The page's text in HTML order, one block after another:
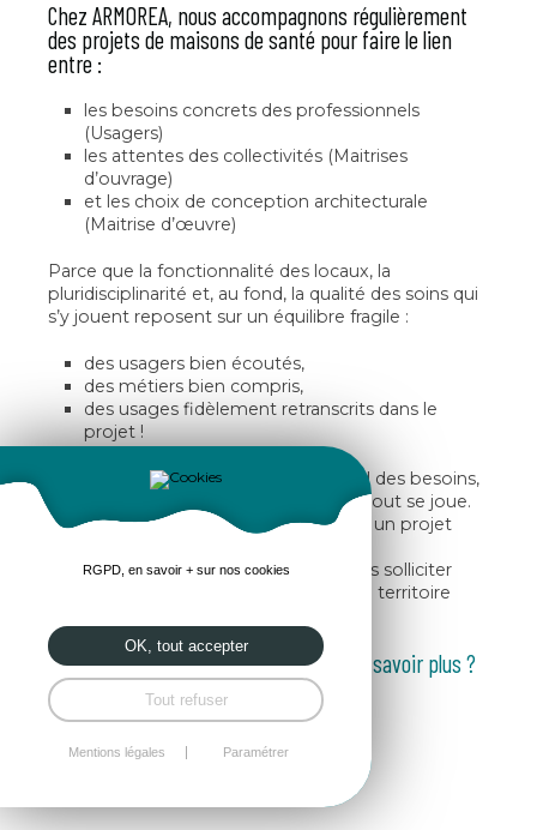
Chez ARMOREA, nous accompagnons régulièrement
des projets de maisons de santé pour faire le lien
entre :
les besoins concrets des professionnels
(Usagers)
les attentes des collectivités (Maitrises
d’ouvrage)
et les choix de conception architecturale
(Maitrise d’œuvre)
Parce que la fonctionnalité des locaux, la
pluridisciplinarité et, au fond, la qualité des soins qui
s’y jouent reposent sur un équilibre fragile :
des usagers bien écoutés,
des métiers bien compris,
des usages fidèlement retranscrits dans le
projet !
C’est dans les phases amont — recueil des besoins,
concertation, programmation — que tout se joue.
Un projet bien conçu, c’est avant tout un projet
Maîtres d’ouvrage, n’hésitez pas à nous solliciter
pour vous aider dans vos projets sur le territoire
Vous souhaitez nous contacter pour en savoir plus ?
ou au
06 86 52 74 23
RGPD, en savoir + sur nos cookies
OK, tout accepter
Tout refuser
Mentions légales Paramétrer